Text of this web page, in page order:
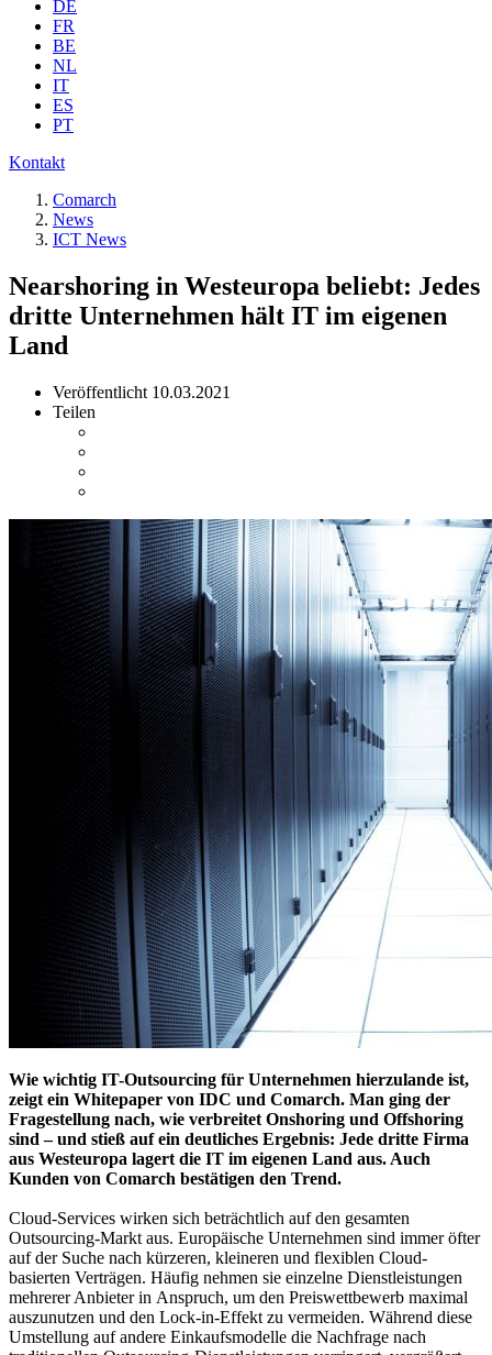
DE
FR
BE
NL
IT
ES
PT
Kontakt
Comarch
News
ICT News
Nearshoring in Westeuropa beliebt: Jedes
dritte Unternehmen hält IT im eigenen
Land
Veröffentlicht 10.03.2021
Teilen
Wie wichtig IT-Outsourcing für Unternehmen hierzulande ist,
zeigt ein Whitepaper von IDC und Comarch. Man ging der
Fragestellung nach, wie verbreitet Onshoring und Offshoring
sind – und stieß auf ein deutliches Ergebnis: Jede dritte Firma
aus Westeuropa lagert die IT im eigenen Land aus. Auch
Kunden von Comarch bestätigen den Trend.
Cloud-Services wirken sich beträchtlich auf den gesamten
Outsourcing-Markt aus. Europäische Unternehmen sind immer öfter
auf der Suche nach kürzeren, kleineren und flexiblen Cloud-
basierten Verträgen. Häufig nehmen sie einzelne Dienstleistungen
mehrerer Anbieter in Anspruch, um den Preiswettbewerb maximal
auszunutzen und den Lock-in-Effekt zu vermeiden. Während diese
Umstellung auf andere Einkaufsmodelle die Nachfrage nach